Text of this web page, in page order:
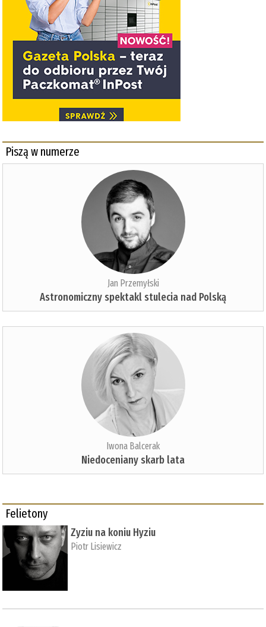
Piszą w numerze
Jan Przemyłski
Astronomiczny spektakl stulecia nad Polską
Iwona Balcerak
Niedoceniany skarb lata
Felietony
Zyziu na koniu Hyziu
Piotr Lisiewicz